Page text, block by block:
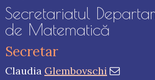
Secretariatul
de Matematică
Secretar
Claudia Glembovschi